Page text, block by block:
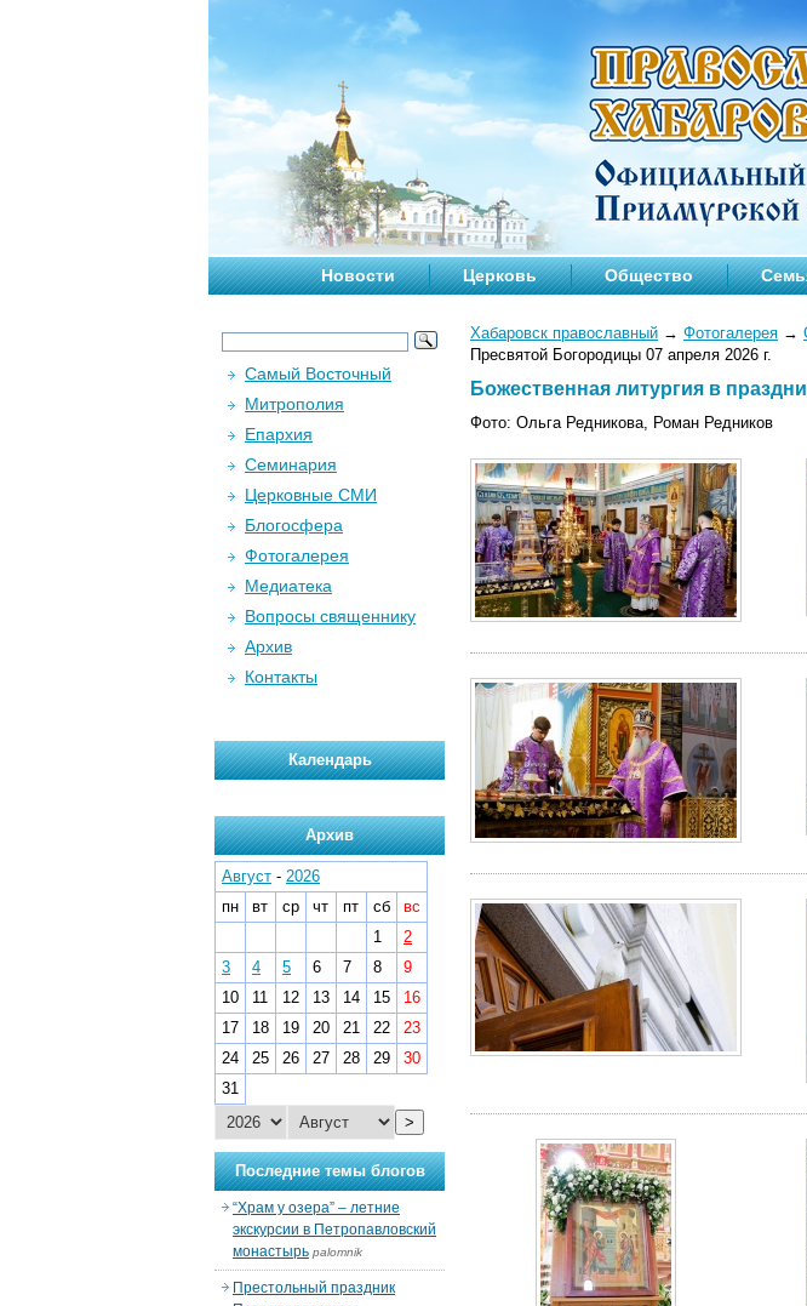
Новости Церковь Общество
Хабаровск православный → Фотогалерея →
Пресвятой Богородицы 07 апреля 2026 г.
Божественная литургия в
Фото: Ольга Редникова, Роман Редников
Самый Восточный
Митрополия
Епархия
Семинария
Церковные СМИ
Блогосфера
Фотогалерея
Медиатека
Вопросы священнику
Архив
Контакты
Календарь
Архив
Август - 2026
пн
вт ср чт пт сб
вс
1
2
3
4 5 6 7 8
9
10
11 12 13 14 15
16
17
18 19 20 21 22
23
24
25 26 27 28 29
30
31
>
Последние темы блогов
“Храм у озера” – летние
экскурсии в Петропавловский
монастырь palomnik
Престольный праздник